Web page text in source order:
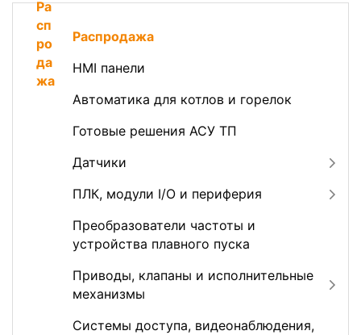
Распродажа
HMI панели
Автоматика для котлов и горелок
Готовые решения АСУ ТП
Датчики
ПЛК, модули I/O и периферия
Преобразователи частоты и
устройства плавного пуска
Приводы, клапаны и исполнительные
механизмы
Системы доступа, видеонаблюдения,